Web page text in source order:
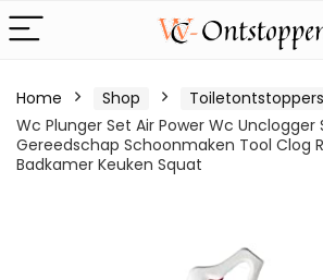
Home Shop
Wc Plunger Set Air Power Wc Unclogger
Gereedschap Schoonmaken Tool Clog
Badkamer Keuken Squat